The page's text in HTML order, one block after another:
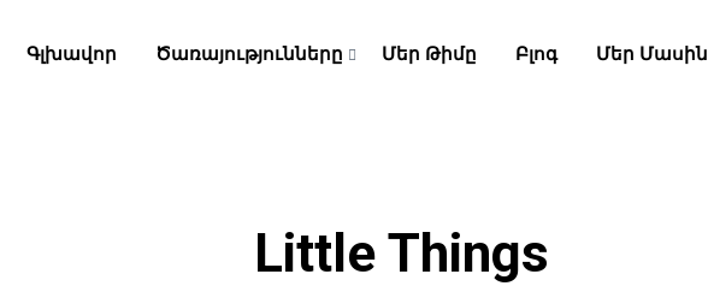
Գլխավոր Ծառայությունները Մեր Թիմը Բլոգ Մեր Մասին
Little Things